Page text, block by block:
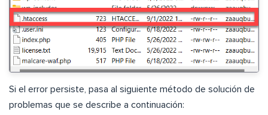
Si el error persiste, pasa al siguiente método de solución de
problemas que se describe a continuación: